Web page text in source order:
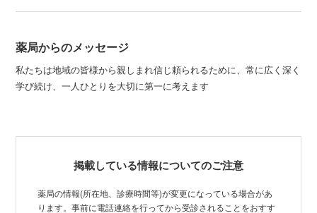
薬局からのメッセージ
私たちは地域の皆様から親しまれ信じ頼られるために、常に広く深く
学び続け、一人ひとりを大切に第一に考えます
掲載している情報についてのご注意
薬局の情報(所在地、診療時間等)が変更になっている場合があ
ります。事前に電話連絡を行ってから受診されることをおすす